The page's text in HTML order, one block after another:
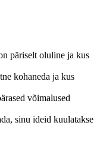
päriselt oluline ja kus
kohaneda ja kus
võimalused
sinu ideid kuulatakse